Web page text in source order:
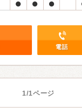
電話
1/1ページ